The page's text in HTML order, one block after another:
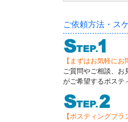
ご依頼方法・ス
【まずはお気軽に
ご質問やご相談、お
がご希望するポステ
【ポスティングプ